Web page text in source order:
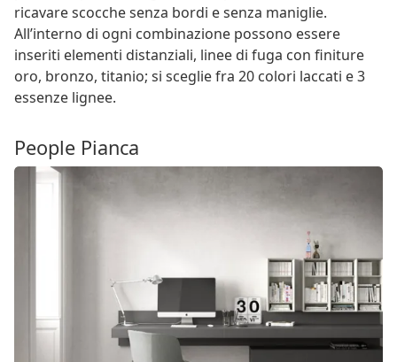
ricavare scocche senza bordi e senza maniglie.
All’interno di ogni combinazione possono essere
inseriti elementi distanziali, linee di fuga con finiture
oro, bronzo, titanio; si sceglie fra 20 colori laccati e 3
essenze lignee.
People Pianca